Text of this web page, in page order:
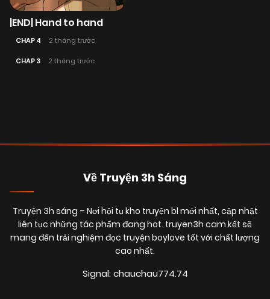
|END| Hand to hand
CHAP 4 2 tháng trước
CHAP 3 2 tháng trước
Về Truyện 3h Sáng
Truyện 3h sáng – Nơi hội tụ kho truyện bl mới nhất, cập nhật
liên tục những tác phẩm đang hot. truyen3h cam kết sẽ
mang đến trải nghiệm đọc truyện boylove tốt với chất lượng
cao nhất.
Signal: chauchau774.74